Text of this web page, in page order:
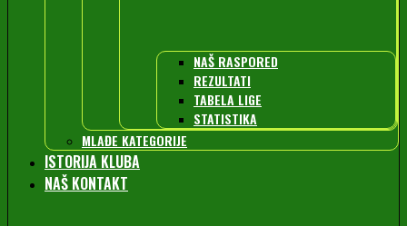
NAŠ RASPORED
REZULTATI
TABELA LIGE
STATISTIKA
MLAĐE KATEGORIJE
ISTORIJA KLUBA
NAŠ KONTAKT